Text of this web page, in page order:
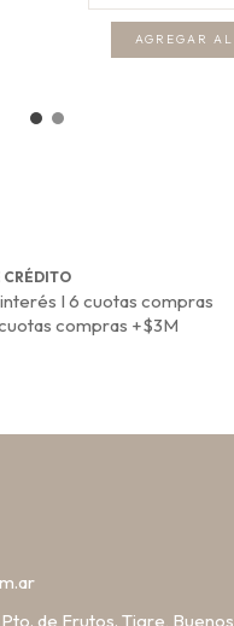
CRÉDITO
I 6 cuotas compras
compras +$3M
de Frutos. Tigre, Buenos